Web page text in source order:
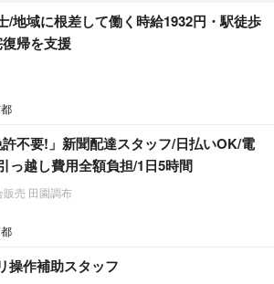
/地域に根差して働く時給1932円・駅徒歩
帰を支援
許不要!」新聞配達スタッフ/日払いOK/電
っ越し費用全額負担/1日5時間
売 田園調布
操作補助スタッフ